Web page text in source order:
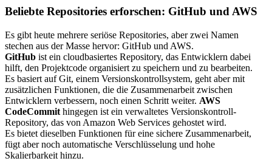
Beliebte Repositories erforschen: GitHub und AWS
Es gibt heute mehrere seriöse Repositories, aber zwei Namen
stechen aus der Masse hervor: GitHub und AWS.
GitHub ist ein cloudbasiertes Repository, das Entwicklern dabei
hilft, den Projektcode organisiert zu speichern und zu bearbeiten.
Es basiert auf Git, einem Versionskontrollsystem, geht aber mit
zusätzlichen Funktionen, die die Zusammenarbeit zwischen
Entwicklern verbessern, noch einen Schritt weiter. AWS
CodeCommit hingegen ist ein verwaltetes Versionskontroll-
Repository, das von Amazon Web Services gehostet wird.
Es bietet dieselben Funktionen für eine sichere Zusammenarbeit,
fügt aber noch automatische Verschlüsselung und hohe
Skalierbarkeit hinzu.